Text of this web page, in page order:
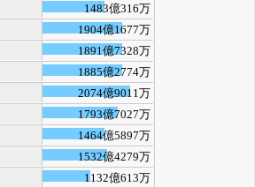
1483億316万
1904億1677万
1891億7328万
1885億2774万
2074億9011万
1793億7027万
1464億5897万
1532億4279万
1132億613万